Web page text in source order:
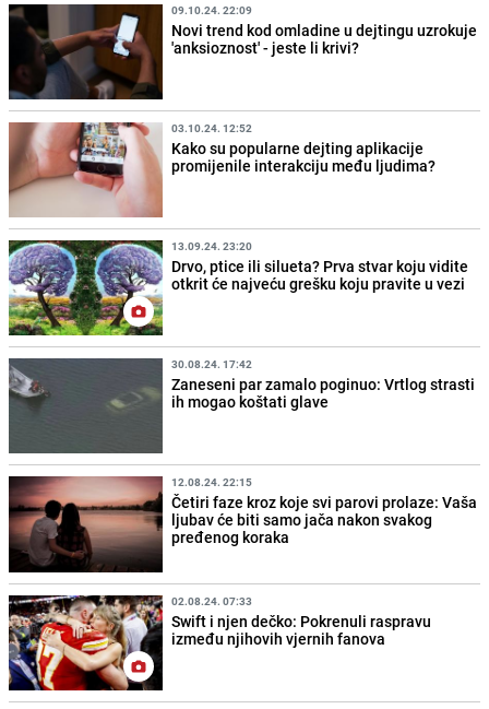
09.10.24. 22:09
Novi trend kod omladine u dejtingu uzrokuje
'anksioznost' - jeste li krivi?
03.10.24. 12:52
Kako su popularne dejting aplikacije
promijenile interakciju među ljudima?
13.09.24. 23:20
Drvo, ptice ili silueta? Prva stvar koju vidite
otkrit će najveću grešku koju pravite u vezi
30.08.24. 17:42
Zaneseni par zamalo poginuo: Vrtlog strasti
ih mogao koštati glave
12.08.24. 22:15
Četiri faze kroz koje svi parovi prolaze: Vaša
ljubav će biti samo jača nakon svakog
pređenog koraka
02.08.24. 07:33
Swift i njen dečko: Pokrenuli raspravu
između njihovih vjernih fanova